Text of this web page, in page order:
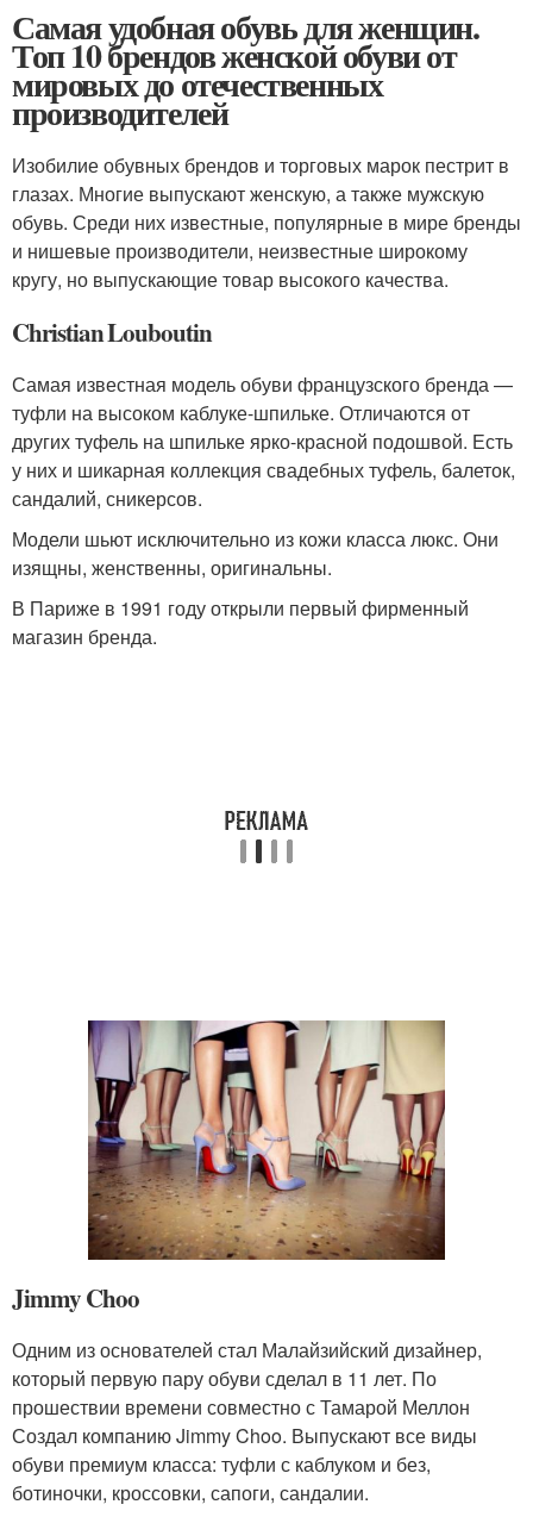
Самая удобная обувь для женщин.
Топ 10 брендов женской обуви от
мировых до отечественных
производителей
Изобилие обувных брендов и торговых марок пестрит в
глазах. Многие выпускают женскую, а также мужскую
обувь. Среди них известные, популярные в мире бренды
и нишевые производители, неизвестные широкому
кругу, но выпускающие товар высокого качества.
Christian Louboutin
Самая известная модель обуви французского бренда —
туфли на высоком каблуке-шпильке. Отличаются от
других туфель на шпильке ярко-красной подошвой. Есть
у них и шикарная коллекция свадебных туфель, балеток,
сандалий, сникерсов.
Модели шьют исключительно из кожи класса люкс. Они
изящны, женственны, оригинальны.
В Париже в 1991 году открыли первый фирменный
магазин бренда.
Jimmy Choo
Одним из основателей стал Малайзийский дизайнер,
который первую пару обуви сделал в 11 лет. По
прошествии времени совместно с Тамарой Меллон
Создал компанию Jimmy Choo. Выпускают все виды
обуви премиум класса: туфли с каблуком и без,
ботиночки, кроссовки, сапоги, сандалии.